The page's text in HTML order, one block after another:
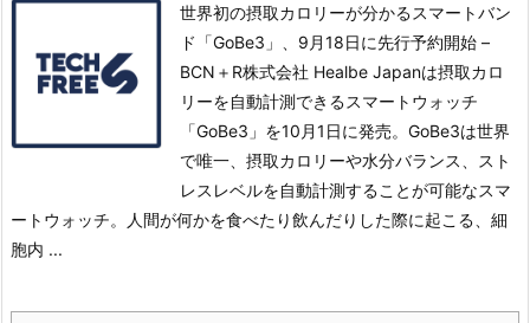
世界初の摂取カロリーが分かるスマートバン
ド「GoBe3」、9月18日に先行予約開始 –
BCN＋R株式会社 Healbe Japanは摂取カロ
リーを自動計測できるスマートウォッチ
「GoBe3」を10月1日に発売。 GoBe3は世界
で唯一、摂取カロリーや水分バランス、スト
レスレベルを自動計測することが可能なスマ
ートウォッチ。
人間が何かを食べたり飲んだりした際に起こる、細
胞内 ...